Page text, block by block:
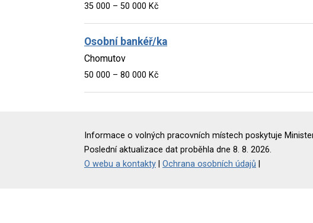
35 000 – 50 000 Kč
Osobní bankéř/ka
Chomutov
50 000 – 80 000 Kč
Informace o volných pracovních místech poskytuje
Poslední aktualizace dat proběhla dne 8. 8. 2026.
O webu a kontakty
Ochrana osobních údajů